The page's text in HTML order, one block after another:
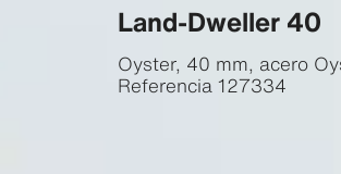
Land-Dweller 40
Oyster, 40 mm, acero
Referencia 127334